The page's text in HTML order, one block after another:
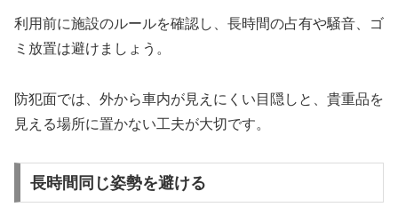
利用前に施設のルールを確認し、長時間の占有や騒音、ゴ
ミ放置は避けましょう。
防犯面では、外から車内が見えにくい目隠しと、貴重品を
見える場所に置かない工夫が大切です。
長時間同じ姿勢を避ける